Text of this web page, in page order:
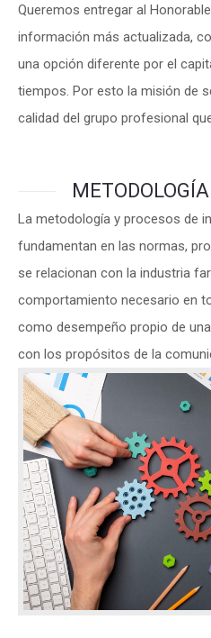
Queremos entregar al
información más actualizada,
una opción diferente por el
tiempos. Por esto la misión de
calidad del grupo profesional
La metodología y procesos de
fundamentan en las normas,
se relacionan con la industria
comportamiento necesario en
como desempeño propio de
con los propósitos de la